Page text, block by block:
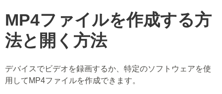
MP4ファイルを作成する方
法と開く方法
デバイスでビデオを録画するか、特定のソフトウェアを使
用してMP4ファイルを作成できます。